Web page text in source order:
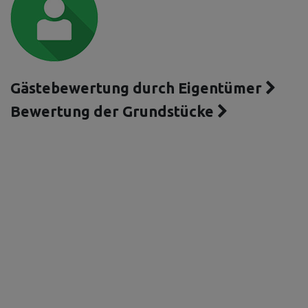
Gästebewertung durch Eigentümer
Bewertung der Grundstücke